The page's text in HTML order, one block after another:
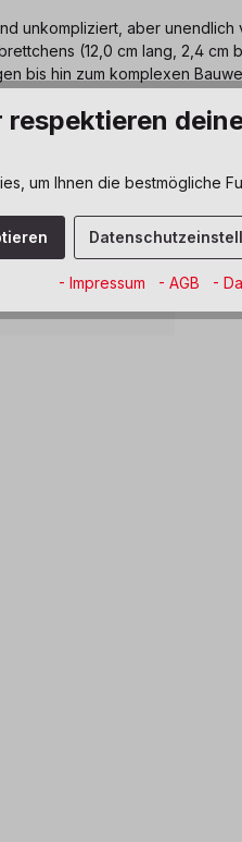
unkompliziert, aber
(12,0 cm lang, 2,4
bis hin zum komplexen
Dabei werden keine
Vorgehen
respektieren
um Ihnen die bestmögliche
- Impressum - AGB -